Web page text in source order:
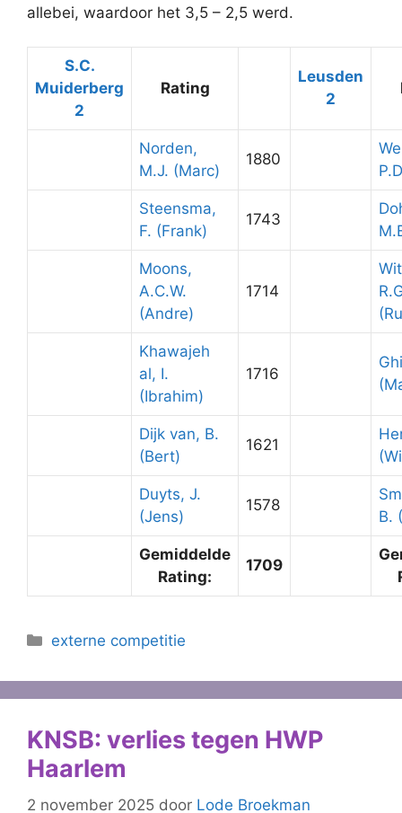
allebei, waardoor het 3,5 – 2,5 werd.
S.C.
Muiderberg
2
Rating
Leusden
2
Norden,
M.J. (Marc)
1880
Steensma,
F. (Frank)
1743
Moons,
A.C.W.
(Andre)
1714
Khawajeh
al, I.
(Ibrahim)
1716
Dijk van, B.
(Bert)
1621
Duyts, J.
(Jens)
1578
B.
Gemiddelde
Rating:
1709
Categorieën
externe competitie
KNSB: verlies tegen HWP
Haarlem
2 november 2025 door Lode Broekman